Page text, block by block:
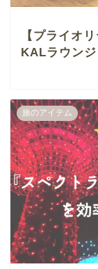
【プライオ
KALラウン
旅のアイテム